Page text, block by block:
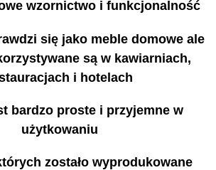
wzornictwo i funkcjonalność
się jako meble domowe ale
są w kawiarniach,
i hotelach
bardzo proste i przyjemne w
użytkowaniu
zostało wyprodukowane